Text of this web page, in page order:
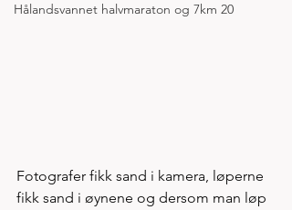
Hålandsvannet halvmaraton og 7km 20
Fotografer fikk sand i kamera, løperne
fikk sand i øynene og dersom man løp